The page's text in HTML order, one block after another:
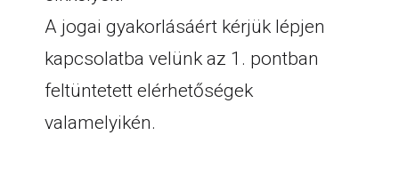
A jogai gyakorlásáért kérjük lépjen
kapcsolatba velünk az 1. pontban
feltüntetett elérhetőségek
valamelyikén.